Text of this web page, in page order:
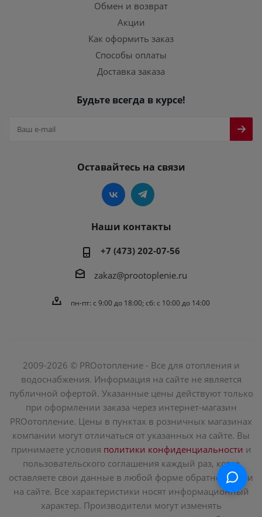
Обмен и возврат
Акции
Как оформить заказ
Способы оплаты
Доставка заказа
Будьте всегда в курсе!
Оставайтесь на связи
Наши контакты
+7 (473) 202-07-56
zakaz@prootoplenie.ru
пн-пт: c 9:00 до 18:00; сб: с 10:00 до 14:00
2009-2026 © PROотопление - Все для отопления и
водоснабжения. Информация на сайте не является
публичной офертой. Указанные цены действуют только
при оформлении заказа через интернет-магазин
PROотопление. Цены в пунктах в розничных магазинах
компании могут отличаться от указанных на сайте. Вы
принимаете условия политики конфиденциальности и
пользовательского соглашения каждый раз, когда
оставляете свои данные в любой форме обратной связи
на сайте. Все характеристики носят информационный
характер. Производители могут изменять